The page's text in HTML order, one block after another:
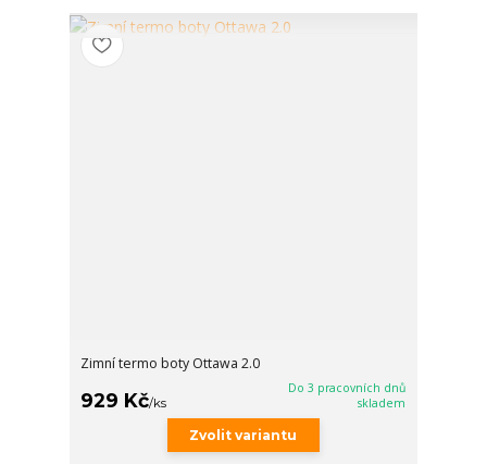
Zimní termo boty Ottawa 2.0
929 Kč/ks
Do 3 pracovních dnů
skladem
Zvolit variantu